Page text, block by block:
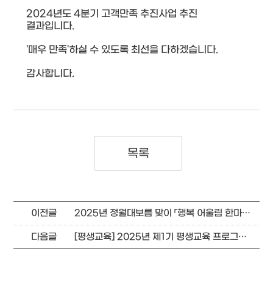
2024년도 4분기 고객만족 추진사업 추진
결과입니다.
'매우 만족'하실 수 있도록 최선을 다하겠습니다.
감사합니다.
목록
이전글 2025년 정월대보름 맞이 「행복 어울림 한마당」 행사 개최 안내
다음글 [평생교육] 2025년 제1기 평생교육 프로그램 2차 추가접수 및 등록 안내